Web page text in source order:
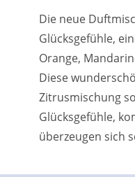
Die neue
Glücksgefühle,
Orange,
Diese
Zitrusmischung
Glücksgefühle,
überzeugen sich